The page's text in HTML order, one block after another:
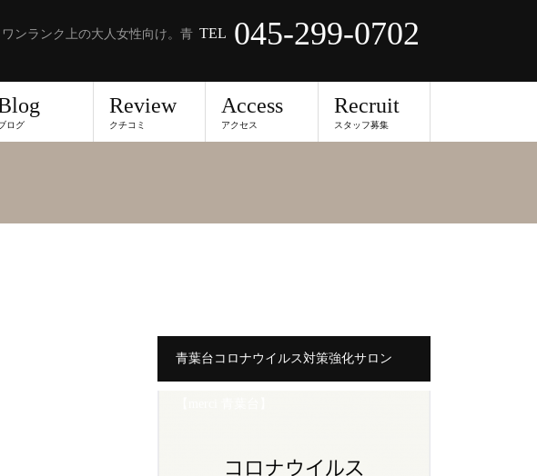
ンランク上の大人女性向け。青 TEL 045-299-0702
ログ
Review
クチコミ
Access
アクセス
Recruit
スタッフ募集
青葉台コロナウイルス対策強化サロン